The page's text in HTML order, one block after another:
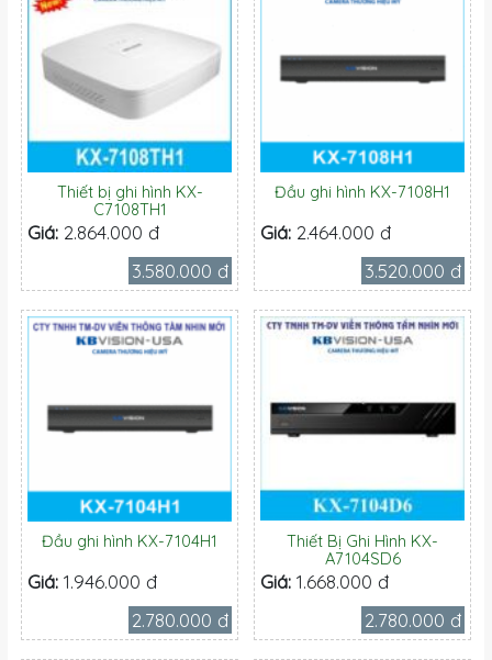
Thiết bị ghi hình KX-
C7108TH1
Giá: 2.864.000 đ
3.580.000 đ
Đầu ghi hình KX-7108H1
Giá: 2.464.000 đ
3.520.000 đ
Đầu ghi hình KX-7104H1
Giá: 1.946.000 đ
2.780.000 đ
Thiết Bị Ghi Hình KX-
A7104SD6
Giá: 1.668.000 đ
2.780.000 đ